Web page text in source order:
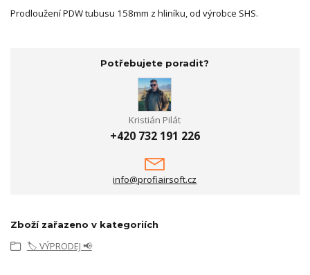
Prodloužení PDW tubusu 158mm z hliníku, od výrobce SHS.
Potřebujete poradit?
Kristián Pilát
+420 732 191 226
info@profiairsoft.cz
Zboží zařazeno v kategoriích
🏷️ VÝPRODEJ 📢